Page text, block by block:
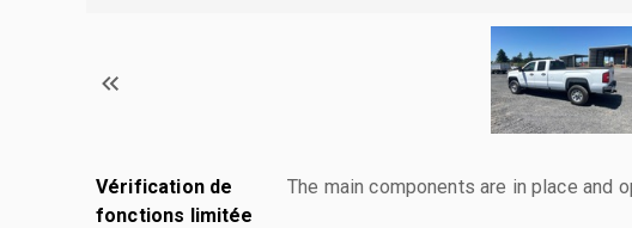
Vérification de
fonctions limitée
The main components are in place and